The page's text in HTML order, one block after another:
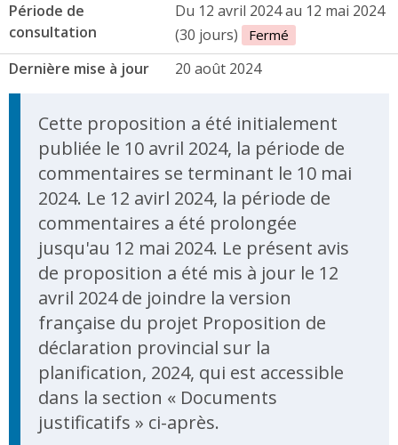
Période de
consultation
Du 12 avril 2024 au 12 mai 2024
(30 jours)
Fermé
Dernière mise à jour 20 août 2024
Update Announcement
Cette proposition a été initialement
publiée le 10 avril 2024, la période de
commentaires se terminant le 10 mai
2024. Le 12 avirl 2024, la période de
commentaires a été prolongée
jusqu'au 12 mai 2024. Le présent avis
de proposition a été mis à jour le 12
avril 2024 de joindre la version
française du projet Proposition de
déclaration provincial sur la
planification, 2024, qui est accessible
dans la section « Documents
justificatifs » ci-après.